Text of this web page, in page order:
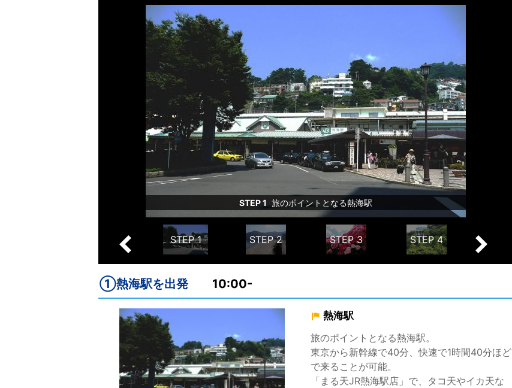
STEP 1 旅のポイントとなる熱海駅
STEP 6 STEP 1 STEP 2 STEP 3 STEP 4
Previous
①熱海駅を出発 10:00-
熱海駅
旅のポイントとなる熱海駅。
東京から新幹線で40分、快速で1時間40分ほど
で来ることが可能。
「まる天JR熱海駅店」で、タコ天やイカ天な